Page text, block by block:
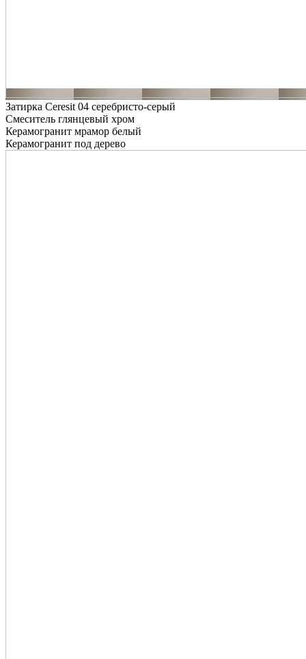
Затирка Ceresit 04 серебристо-серый
Смеситель глянцевый хром
Керамогранит мрамор белый
Керамогранит под дерево